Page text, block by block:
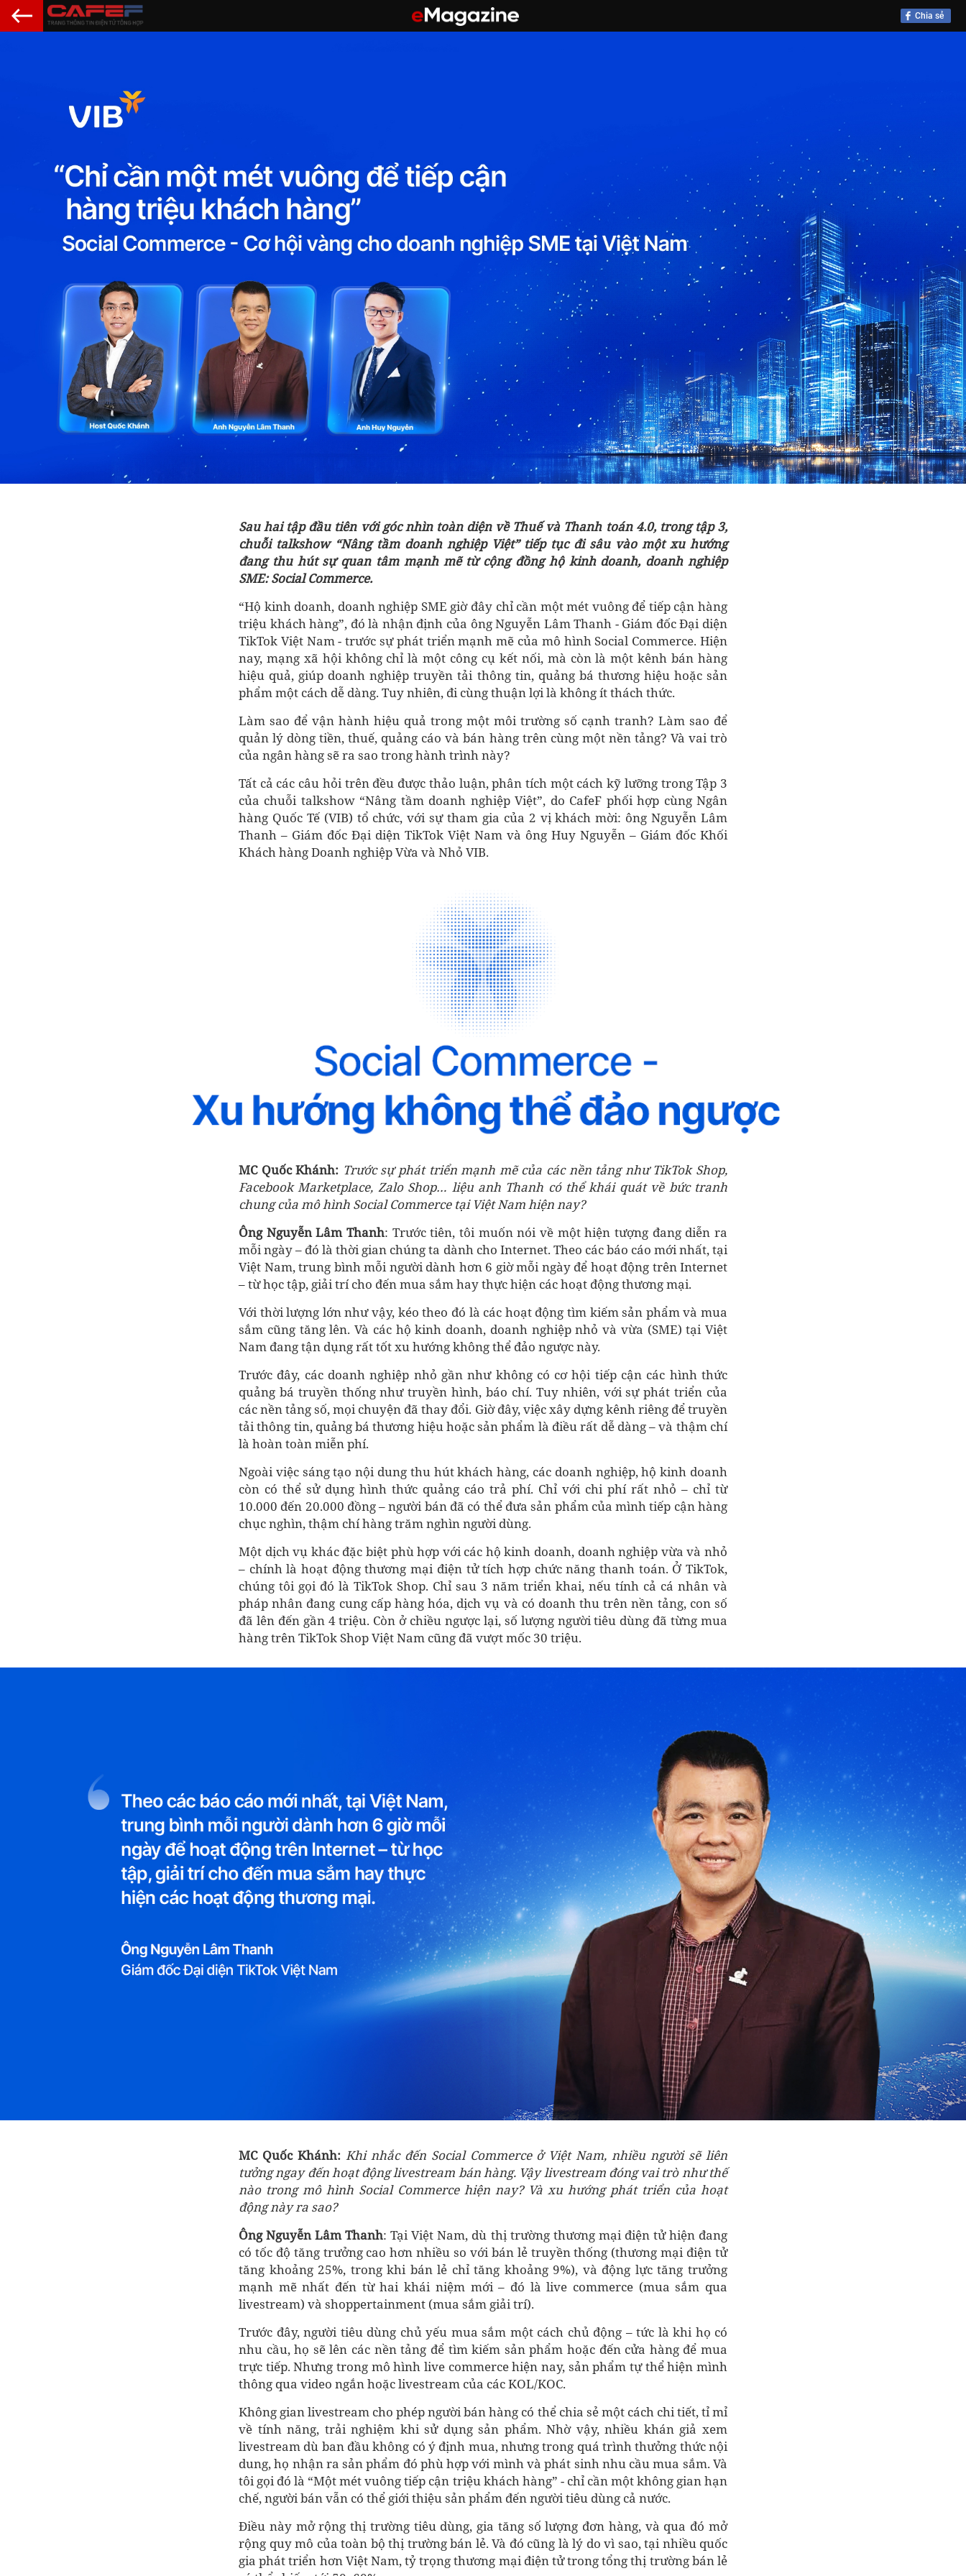
Chia sẻ
Sau hai tập đầu tiên với góc nhìn toàn diện về Thuế và Thanh toán 4.0, trong tập 3,
chuỗi talkshow “Nâng tầm doanh nghiệp Việt” tiếp tục đi sâu vào một xu hướng
đang thu hút sự quan tâm mạnh mẽ từ cộng đồng hộ kinh doanh, doanh nghiệp
SME: Social Commerce.
“Hộ kinh doanh, doanh nghiệp SME giờ đây chỉ cần một mét vuông để tiếp cận hàng
triệu khách hàng”, đó là nhận định của ông Nguyễn Lâm Thanh - Giám đốc Đại diện
TikTok Việt Nam - trước sự phát triển mạnh mẽ của mô hình Social Commerce. Hiện
nay, mạng xã hội không chỉ là một công cụ kết nối, mà còn là một kênh bán hàng
hiệu quả, giúp doanh nghiệp truyền tải thông tin, quảng bá thương hiệu hoặc sản
phẩm một cách dễ dàng. Tuy nhiên, đi cùng thuận lợi là không ít thách thức.
Làm sao để vận hành hiệu quả trong một môi trường số cạnh tranh? Làm sao để
quản lý dòng tiền, thuế, quảng cáo và bán hàng trên cùng một nền tảng? Và vai trò
của ngân hàng sẽ ra sao trong hành trình này?
Tất cả các câu hỏi trên đều được thảo luận, phân tích một cách kỹ lưỡng trong Tập 3
của chuỗi talkshow “Nâng tầm doanh nghiệp Việt”, do CafeF phối hợp cùng Ngân
hàng Quốc Tế (VIB) tổ chức, với sự tham gia của 2 vị khách mời: ông Nguyễn Lâm
Thanh – Giám đốc Đại diện TikTok Việt Nam và ông Huy Nguyễn – Giám đốc Khối
Khách hàng Doanh nghiệp Vừa và Nhỏ VIB.
MC Quốc Khánh: Trước sự phát triển mạnh mẽ của các nền tảng như TikTok Shop,
Facebook Marketplace, Zalo Shop… liệu anh Thanh có thể khái quát về bức tranh
chung của mô hình Social Commerce tại Việt Nam hiện nay?
Ông Nguyễn Lâm Thanh: Trước tiên, tôi muốn nói về một hiện tượng đang diễn ra
mỗi ngày – đó là thời gian chúng ta dành cho Internet. Theo các báo cáo mới nhất, tại
Việt Nam, trung bình mỗi người dành hơn 6 giờ mỗi ngày để hoạt động trên Internet
– từ học tập, giải trí cho đến mua sắm hay thực hiện các hoạt động thương mại.
Với thời lượng lớn như vậy, kéo theo đó là các hoạt động tìm kiếm sản phẩm và mua
sắm cũng tăng lên. Và các hộ kinh doanh, doanh nghiệp nhỏ và vừa (SME) tại Việt
Nam đang tận dụng rất tốt xu hướng không thể đảo ngược này.
Trước đây, các doanh nghiệp nhỏ gần như không có cơ hội tiếp cận các hình thức
quảng bá truyền thống như truyền hình, báo chí. Tuy nhiên, với sự phát triển của
các nền tảng số, mọi chuyện đã thay đổi. Giờ đây, việc xây dựng kênh riêng để truyền
tải thông tin, quảng bá thương hiệu hoặc sản phẩm là điều rất dễ dàng – và thậm chí
là hoàn toàn miễn phí.
Ngoài việc sáng tạo nội dung thu hút khách hàng, các doanh nghiệp, hộ kinh doanh
còn có thể sử dụng hình thức quảng cáo trả phí. Chỉ với chi phí rất nhỏ – chỉ từ
10.000 đến 20.000 đồng – người bán đã có thể đưa sản phẩm của mình tiếp cận hàng
chục nghìn, thậm chí hàng trăm nghìn người dùng.
Một dịch vụ khác đặc biệt phù hợp với các hộ kinh doanh, doanh nghiệp vừa và nhỏ
– chính là hoạt động thương mại điện tử tích hợp chức năng thanh toán. Ở TikTok,
chúng tôi gọi đó là TikTok Shop. Chỉ sau 3 năm triển khai, nếu tính cả cá nhân và
pháp nhân đang cung cấp hàng hóa, dịch vụ và có doanh thu trên nền tảng, con số
đã lên đến gần 4 triệu. Còn ở chiều ngược lại, số lượng người tiêu dùng đã từng mua
hàng trên TikTok Shop Việt Nam cũng đã vượt mốc 30 triệu.
MC Quốc Khánh: Khi nhắc đến Social Commerce ở Việt Nam, nhiều người sẽ liên
tưởng ngay đến hoạt động livestream bán hàng. Vậy livestream đóng vai trò như thế
nào trong mô hình Social Commerce hiện nay? Và xu hướng phát triển của hoạt
động này ra sao?
Ông Nguyễn Lâm Thanh: Tại Việt Nam, dù thị trường thương mại điện tử hiện đang
có tốc độ tăng trưởng cao hơn nhiều so với bán lẻ truyền thống (thương mại điện tử
tăng khoảng 25%, trong khi bán lẻ chỉ tăng khoảng 9%), và động lực tăng trưởng
mạnh mẽ nhất đến từ hai khái niệm mới – đó là live commerce (mua sắm qua
livestream) và shoppertainment (mua sắm giải trí).
Trước đây, người tiêu dùng chủ yếu mua sắm một cách chủ động – tức là khi họ có
nhu cầu, họ sẽ lên các nền tảng để tìm kiếm sản phẩm hoặc đến cửa hàng để mua
trực tiếp. Nhưng trong mô hình live commerce hiện nay, sản phẩm tự thể hiện mình
thông qua video ngắn hoặc livestream của các KOL/KOC.
Không gian livestream cho phép người bán hàng có thể chia sẻ một cách chi tiết, tỉ mỉ
về tính năng, trải nghiệm khi sử dụng sản phẩm. Nhờ vậy, nhiều khán giả xem
livestream dù ban đầu không có ý định mua, nhưng trong quá trình thưởng thức nội
dung, họ nhận ra sản phẩm đó phù hợp với mình và phát sinh nhu cầu mua sắm. Và
tôi gọi đó là “Một mét vuông tiếp cận triệu khách hàng” - chỉ cần một không gian hạn
chế, người bán vẫn có thể giới thiệu sản phẩm đến người tiêu dùng cả nước.
Điều này mở rộng thị trường tiêu dùng, gia tăng số lượng đơn hàng, và qua đó mở
rộng quy mô của toàn bộ thị trường bán lẻ. Và đó cũng là lý do vì sao, tại nhiều quốc
gia phát triển hơn Việt Nam, tỷ trọng thương mại điện tử trong tổng thị trường bán lẻ